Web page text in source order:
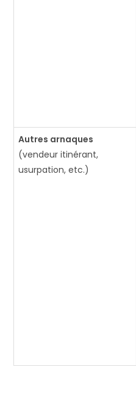
Autres arnaques
(vendeur itinérant,
usurpation, etc.)